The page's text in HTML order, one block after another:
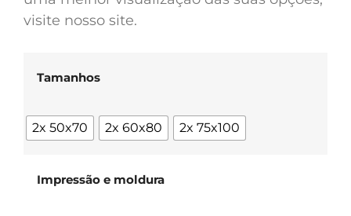
visite nosso site.
Tamanhos
2x 50x70 2x 60x80 2x 75x100
Impressão e moldura